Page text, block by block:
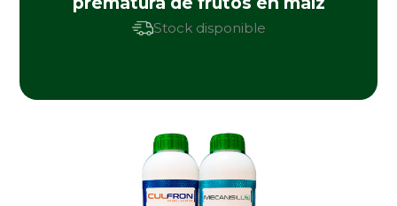
Stock disponible